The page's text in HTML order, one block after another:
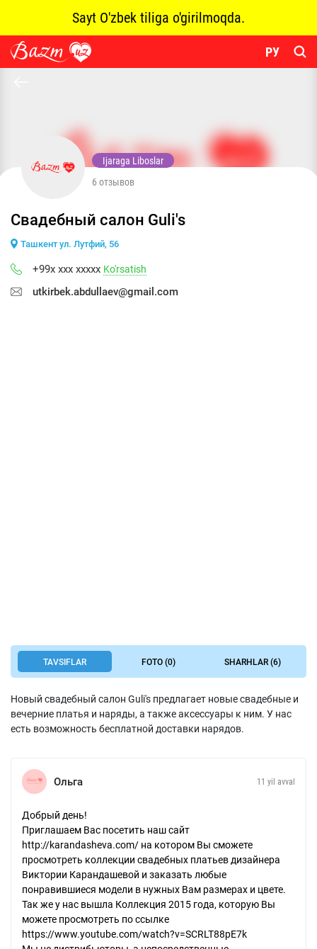
Sayt O'zbek tiliga o'girilmoqda.
РУ
Ijaraga Liboslar
6 отзывов
Свадебный салон Guli's
Ташкент ул. Лутфий, 56
+99x xxx xxxxx Ko'rsatish
utkirbek.abdullaev@gmail.com
TAVSIFLAR FOTO (0) SHARHLAR (6)
Новый свадебный салон Guli's предлагает новые свадебные и
вечерние платья и наряды, а также аксессуары к ним. У нас
есть возможность бесплатной доставки нарядов.
Ольга 11 yil avval
Добрый день!
Приглашаем Вас посетить наш сайт
http://karandasheva.com/ на котором Вы сможете
просмотреть коллекции свадебных платьев дизайнера
Виктории Карандашевой и заказать любые
понравившиеся модели в нужных Вам размерах и цвете.
Так же у нас вышла Коллекция 2015 года, которую Вы
можете просмотреть по ссылке
https://www.youtube.com/watch?v=SCRLT88pE7k